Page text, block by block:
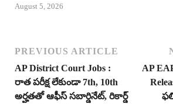
August 5, 2026
PREVIOUS ARTICLE
AP District Court Jobs :
రాత పరీక్ష లేకుండా 7th, 10th
అర్హతతో ఆఫీస్ సబార్డినేట్, రికార్డ్
AP